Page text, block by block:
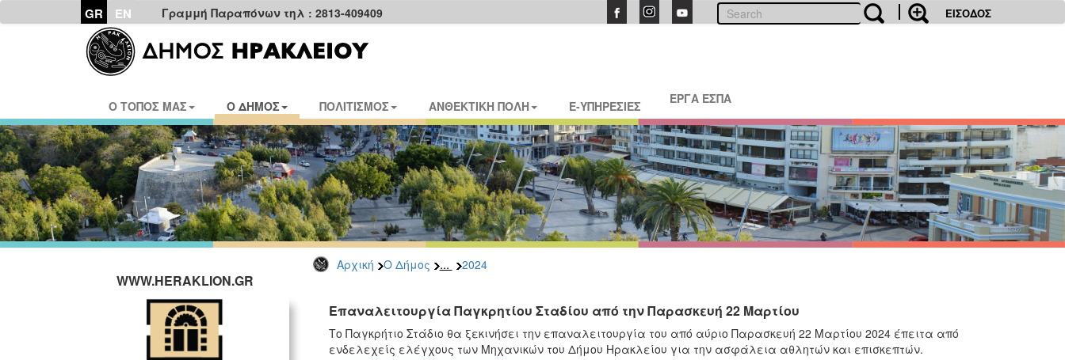
GR EN Γραμμή Παραπόνων τηλ : 2813-409409 ΕΙΣΟΔΟΣ
Ο ΤΟΠΟΣ ΜΑΣ Ο ΔΗΜΟΣ ΠΟΛΙΤΙΣΜΟΣ ΑΝΘΕΚΤΙΚΗ ΠΟΛΗ E-ΥΠΗΡΕΣΙΕΣ ΕΡΓΑ ΕΣΠΑ
Αρχική Ο Δήμος ... 2024
WWW.HERAKLION.GR
Επαναλειτουργία Παγκρητίου Σταδίου από την Παρασκευή 22 Μαρτίου
Το Παγκρήτιο Στάδιο θα ξεκινήσει την επαναλειτουργία του από αύριο Παρασκευή 22 Μαρτίου 2024 έπειτα από
ενδελεχείς ελέγχους των Μηχανικών του Δήμου Ηρακλείου για την ασφάλεια αθλητών και επισκεπτών.